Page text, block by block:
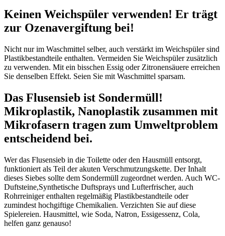
Keinen Weichspüler verwenden! Er trägt
zur Ozenavergiftung bei!
Nicht nur im Waschmittel selber, auch verstärkt im Weichspüler sind
Plastikbestandteile enthalten. Vermeiden Sie Weichspüler zusätzlich
zu verwenden. Mit ein bisschen Essig oder Zitronensäuere erreichen
Sie denselben Effekt. Seien Sie mit Waschmittel sparsam.
Das Flusensieb ist Sondermüll!
Mikroplastik, Nanoplastik zusammen mit
Mikrofasern tragen zum Umweltproblem
entscheidend bei.
Wer das Flusensieb in die Toilette oder den Hausmüll entsorgt,
funktioniert als Teil der akuten Verschmutzungskette. Der Inhalt
dieses Siebes sollte dem Sondermüll zugeordnet werden. Auch WC-
Duftsteine,Synthetische Duftsprays und Lufterfrischer, auch
Rohrreiniger enthalten regelmäßig Plastikbestandteile oder
zumindest hochgiftige Chemikalien. Verzichten Sie auf diese
Spielereien. Hausmittel, wie Soda, Natron, Essigessenz, Cola,
helfen ganz genauso!